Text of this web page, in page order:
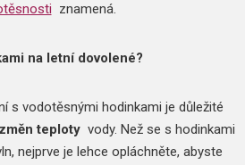
znamená.
na letní dovolené?
s vodotěsnými hodinkami je důležité
teploty vody. Než se s hodinkami
nejprve je lehce opláchněte, abyste